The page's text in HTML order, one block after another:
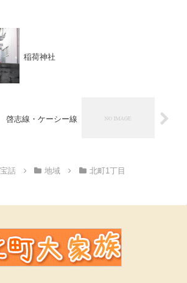
稲荷神社
啓志線・ケーシー線
話 地域 北町1丁目